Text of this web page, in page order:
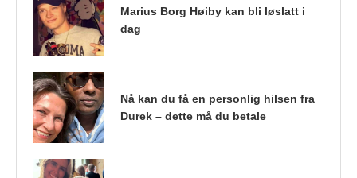
Marius Borg Høiby kan bli løslatt i
dag
Nå kan du få en personlig hilsen fra
Durek – dette må du betale